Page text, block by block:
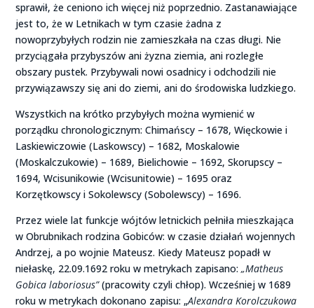
sprawił, że ceniono ich więcej niż poprzednio. Zastanawiające
jest to, że w Letnikach w tym czasie żadna z
nowoprzybyłych rodzin nie zamieszkała na czas długi. Nie
przyciągała przybyszów ani żyzna ziemia, ani rozległe
obszary pustek. Przybywali nowi osadnicy i odchodzili nie
przywiązawszy się ani do ziemi, ani do środowiska ludzkiego.
Wszystkich na krótko przybyłych można wymienić w
porządku chronologicznym: Chimańscy – 1678, Więckowie i
Laskiewiczowie (Laskowscy) – 1682, Moskalowie
(Moskalczukowie) – 1689, Bielichowie – 1692, Skorupscy –
1694, Wcisunikowie (Wcisunitowie) – 1695 oraz
Korzętkowscy i Sokolewscy (Sobolewscy) – 1696.
Przez wiele lat funkcje wójtów letnickich pełniła mieszkająca
w Obrubnikach rodzina Gobiców: w czasie działań wojennych
Andrzej, a po wojnie Mateusz. Kiedy Mateusz popadł w
niełaskę, 22.09.1692 roku w metrykach zapisano:„Matheus
Gobica laboriosus”(pracowity czyli chłop). Wcześniej w 1689
roku w metrykach dokonano zapisu: „Alexandra Korolczukowa